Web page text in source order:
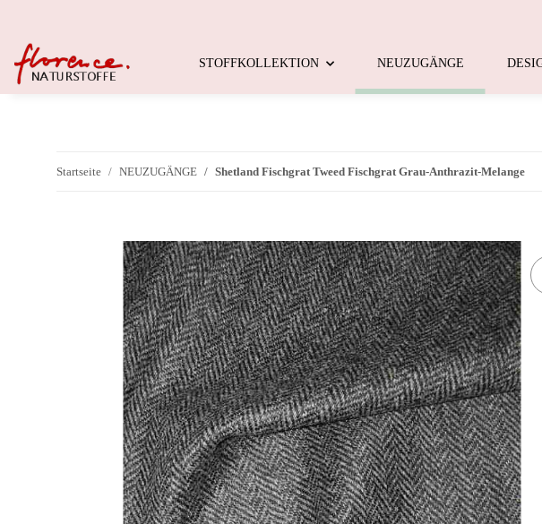
STOFFKOLLEKTION NEUZUGÄNGE
Startseite NEUZUGÄNGE Shetland Fischgrat Tweed Fischgrat Grau-Anthrazit-Melange